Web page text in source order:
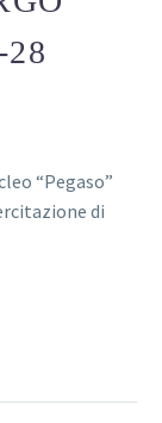
“Pegaso”
di